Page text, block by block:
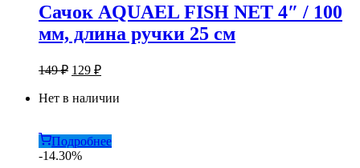
Сачок AQUAEL FISH NET 4″ / 100
мм, длина ручки 25 см
149₽ Первоначальная
составляла
129 ₽Текущая
129 ₽.
Нет в наличии
Подробнее
-14.30%